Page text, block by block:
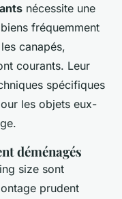
nécessite une
fréquemment
canapés,
courants. Leur
spécifiques
les objets eux-
déménagés
size sont
prudent